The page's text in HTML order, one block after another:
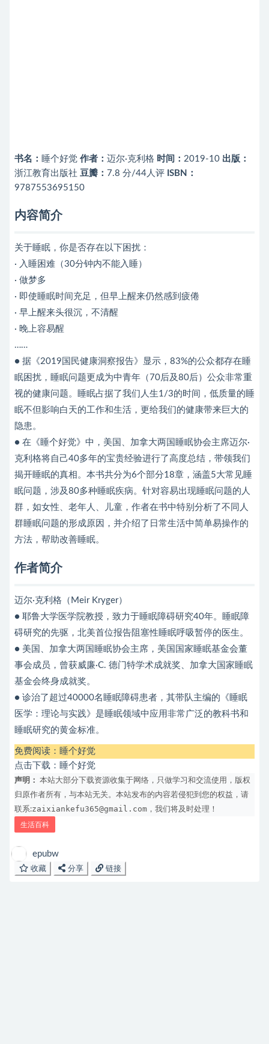
书名： 睡个好觉 作者： 迈尔·克利格 时间： 2019-10 出版：
浙江教育出版社 豆瓣： 7.8 分/44人评 ISBN：
9787553695150
内容简介
关于睡眠，你是否存在以下困扰：
· 入睡困难（30分钟内不能入睡）
· 做梦多
· 即使睡眠时间充足，但早上醒来仍然感到疲倦
· 早上醒来头很沉，不清醒
· 晚上容易醒
……
● 据《2019国民健康洞察报告》显示，83%的公众都存在睡
眠困扰，睡眠问题更成为中青年（70后及80后）公众非常重
视的健康问题。睡眠占据了我们人生1/3的时间，低质量的睡
眠不但影响白天的工作和生活，更给我们的健康带来巨大的
隐患。
● 在《睡个好觉》中，美国、加拿大两国睡眠协会主席迈尔·
克利格将自己40多年的宝贵经验进行了高度总结，带领我们
揭开睡眠的真相。本书共分为6个部分18章，涵盖5大常见睡
眠问题，涉及80多种睡眠疾病。针对容易出现睡眠问题的人
群，如女性、老年人、儿童，作者在书中特别分析了不同人
群睡眠问题的形成原因，并介绍了日常生活中简单易操作的
方法，帮助改善睡眠。
作者简介
迈尔·克利格（Meir Kryger）
● 耶鲁大学医学院教授，致力于睡眠障碍研究40年。睡眠障
碍研究的先驱，北美首位报告阻塞性睡眠呼吸暂停的医生。
● 美国、加拿大两国睡眠协会主席，美国国家睡眠基金会董
事会成员，曾获威廉·C. 德门特学术成就奖、加拿大国家睡眠
基金会终身成就奖。
● 诊治了超过40000名睡眠障碍患者，其带队主编的《睡眠
医学：理论与实践》是睡眠领域中应用非常广泛的教科书和
睡眠研究的黄金标准。
免费阅读： 睡个好觉
点击下载： 睡个好觉
声明：
本站大部分下载资源收集于网络，只做学习和交流使用，版权
归原作者所有，与本站无关。本站发布的内容若侵犯到您的权益，请
联系:zaixiankefu365@gmail.com ，我们将及时处理！
生活百科
epubw
收藏
分享 链接